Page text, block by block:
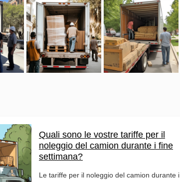
Quali sono le vostre tariffe per il
noleggio del camion durante i fine
settimana?
Le tariffe per il noleggio del camion durante i